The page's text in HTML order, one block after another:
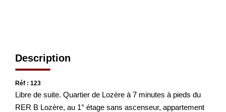
Description
Réf : 123
Libre de suite. Quartier de Lozère à 7 minutes à pieds du
RER B Lozère, au 1° étage sans ascenseur, appartement